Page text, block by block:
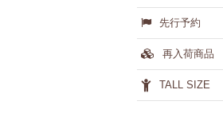
先行予約
再入荷商品
TALL SIZE